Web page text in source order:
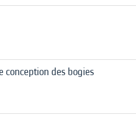
conception des bogies